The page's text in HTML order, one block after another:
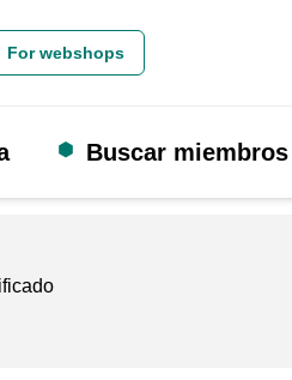
For webshops
Buscar miembros